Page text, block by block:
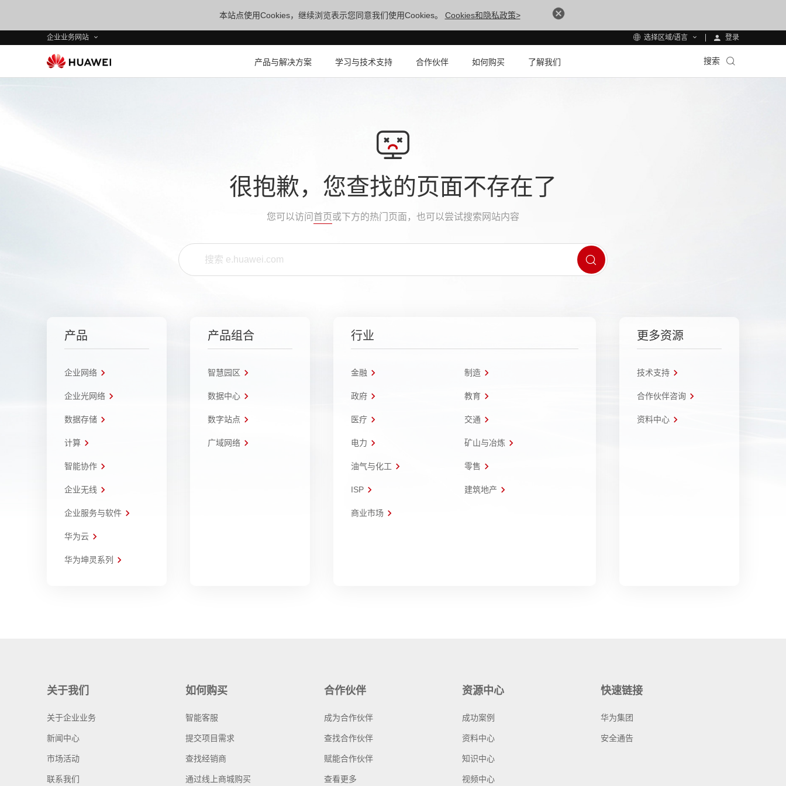
本站点使用Cookies，继续浏览表示您同意我们使用Cookies。 Cookies和隐私政策>
企业业务网站 选择区域/语言 登录
产品与解决方案 学习与技术支持 合作伙伴 如何购买 了解我们 搜索
很抱歉，您查找的页面不存在了
您可以访问 首页或下方的热门页面，也可以尝试搜索网站内容
产品
企业网络
企业光网络
数据存储
计算
智能协作
企业无线
企业服务与软件
华为云
华为坤灵系列
产品组合
智慧园区
数据中心
数字站点
广域网络
行业
金融 制造
政府 教育
医疗 交通
电力 矿山与冶炼
油气与化工 零售
ISP 建筑地产
商业市场
更多资源
技术支持
合作伙伴咨询
资料中心
关于我们
关于企业业务
新闻中心
市场活动
联系我们
如何购买
智能客服
提交项目需求
查找经销商
通过线上商城购买
合作伙伴
成为合作伙伴
查找合作伙伴
赋能合作伙伴
查看更多
资源中心
成功案例
资料中心
知识中心
视频中心
快速链接
华为集团
安全通告